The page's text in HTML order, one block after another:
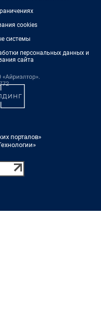
cookies
системы
персональных данных и
сайта
порталов»